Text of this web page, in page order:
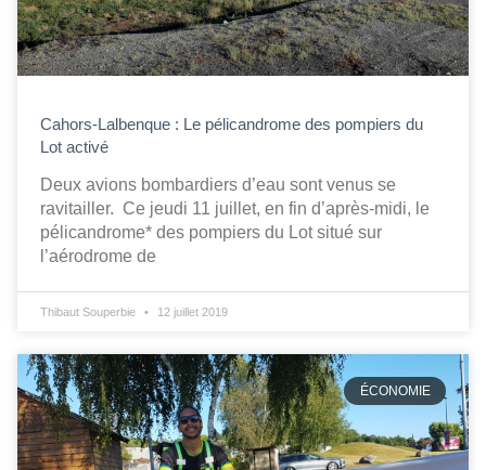
Cahors-Lalbenque : Le pélicandrome des pompiers du
Lot activé
Deux avions bombardiers d’eau sont venus se
ravitailler. Ce jeudi 11 juillet, en fin d’après-midi, le
pélicandrome* des pompiers du Lot situé sur
l’aérodrome de
Thibaut Souperbie 12 juillet 2019
ÉCONOMIE